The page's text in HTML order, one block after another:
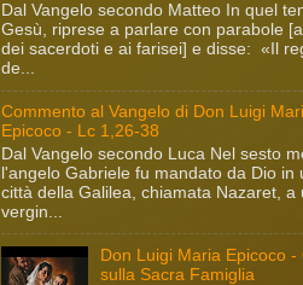
Dal Vangelo secondo Matteo In quel
Gesù, riprese a parlare con parabole
dei sacerdoti e ai farisei] e disse: «Il
de...
Commento al Vangelo di Don Luigi
Epicoco - Lc 1,26-38
Dal Vangelo secondo Luca Nel sesto
l'angelo Gabriele fu mandato da Dio in
città della Galilea, chiamata Nazaret, a
vergin...
Don Luigi Maria Epicoco -
sulla Sacra Famiglia